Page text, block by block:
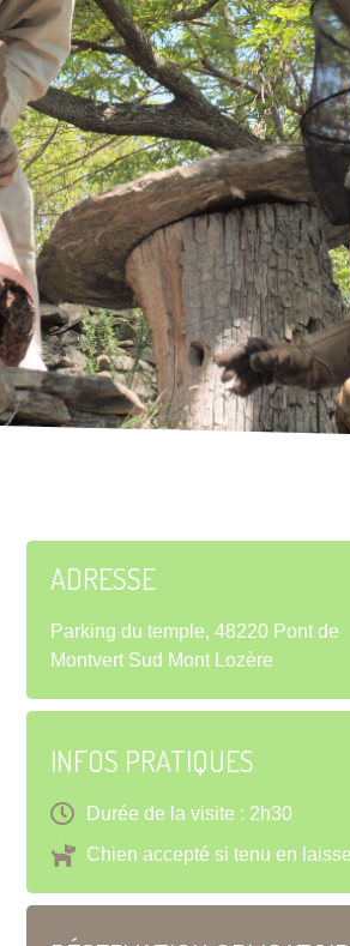
ADRESSE
Parking du temple, 48220 Pont de
Montvert Sud Mont Lozère
INFOS PRATIQUES
Durée de la visite : 2h30
Chien accepté si tenu en laisse